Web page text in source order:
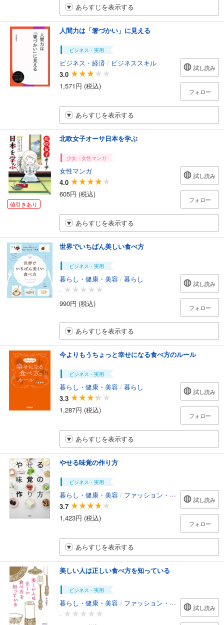
あらすじを表示する
人間力は「箸づかい」に見える
ビジネス・実用
ビジネス・経済 / ビジネススキル
3.0
1,571円 (税込)
試し読み
フォロー
あらすじを表示する
値引きあり
北欧女子オーサ日本を学ぶ
少女・女性マンガ
女性マンガ
4.0
605円 (税込)
試し読み
フォロー
あらすじを表示する
世界でいちばん美しい食べ方
ビジネス・実用
暮らし・健康・美容 / 暮らし
-
990円 (税込)
試し読み
フォロー
あらすじを表示する
今よりもうちょっと幸せになる食べ方のルール
ビジネス・実用
暮らし・健康・美容 / 暮らし
3.3
1,287円 (税込)
試し読み
フォロー
あらすじを表示する
やせる味覚の作り方
ビジネス・実用
暮らし・健康・美容 / ファッション・美容
3.7
1,423円 (税込)
試し読み
フォロー
あらすじを表示する
美しい人は正しい食べ方を知っている
ビジネス・実用
暮らし・健康・美容 / ファッション・美容
-
試し読み